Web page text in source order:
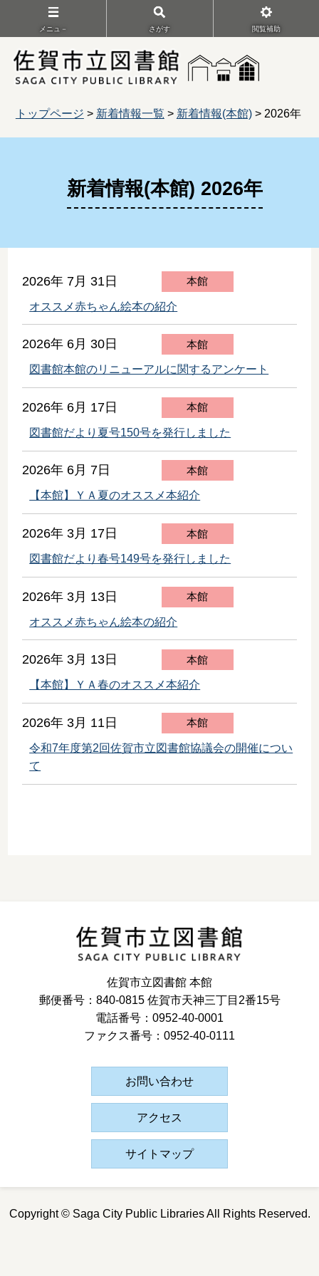
メニュ－ さがす 閲覧補助
トップページ > 新着情報一覧 > 新着情報(本館)> 2026年
新着情報(本館) 2026年
2026年 7月 31日 本館
オススメ赤ちゃん絵本の紹介
2026年 6月 30日 本館
図書館本館のリニューアルに関するアンケート
2026年 6月 17日 本館
図書館だより夏号150号を発行しました
2026年 6月 7日 本館
【本館】ＹＡ夏のオススメ本紹介
2026年 3月 17日 本館
図書館だより春号149号を発行しました
2026年 3月 13日 本館
オススメ赤ちゃん絵本の紹介
2026年 3月 13日 本館
【本館】ＹＡ春のオススメ本紹介
2026年 3月 11日 本館
令和7年度第2回佐賀市立図書館協議会の開催につい
て
佐賀市立図書館 本館
郵便番号：840-0815 佐賀市天神三丁目2番15号
電話番号：0952-40-0001
ファクス番号：0952-40-0111
お問い合わせ
アクセス
サイトマップ
Copyright © Saga City Public Libraries All Rights Reserved.